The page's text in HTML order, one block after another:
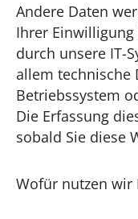
Andere Daten
Ihrer
durch unsere IT-
allem technische
Betriebssystem
Die Erfassung
sobald Sie diese
Wofür nutzen wir